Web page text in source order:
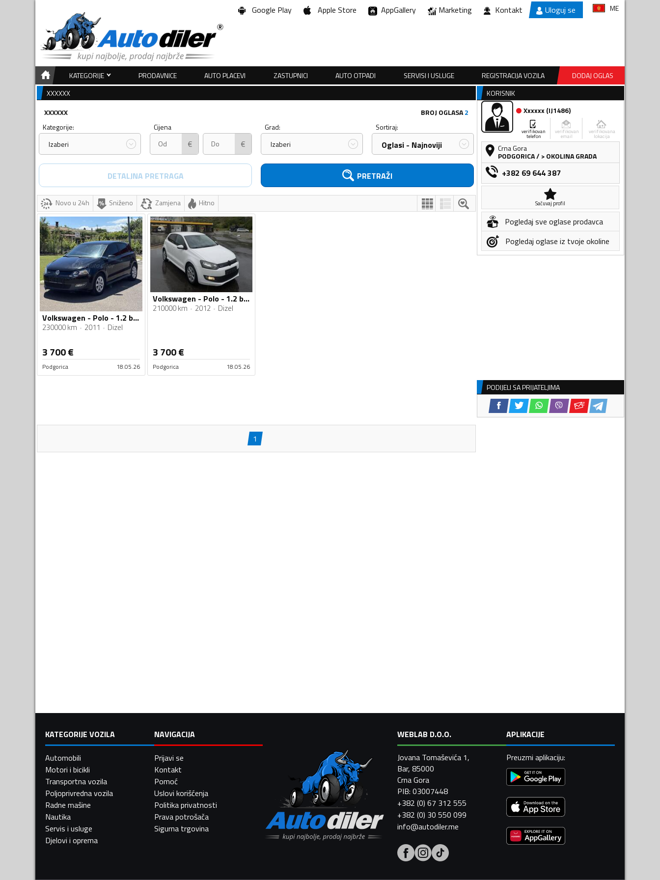
Google Play Apple Store AppGallery Marketing Kontakt Uloguj se ME
KATEGORIJE PRODAVNICE AUTO PLACEVI ZASTUPNICI AUTO OTPADI SERVISI I USLUGE REGISTRACIJA VOZILA
DODAJ OGLAS
XXXXXX
XXXXXX
BROJ OGLASA2
Kategorije:
Izaberi
Cijena
€ €
Grad:
Izaberi
Sortiraj:
Oglasi - Najnoviji
DETALJNA PRETRAGA PRETRAŽI
Novo u 24h Sniženo Zamjena Hitno
Volkswagen - Polo - 1.2 blumution
230000 km 2011 Dizel
3 700€
Podgorica 18.05.26
Volkswagen - Polo - 1.2 blumution
210000 km 2012 Dizel
3 700€
Podgorica 18.05.26
1
KORISNIK
Xxxxxx(IJ1486)
verifikovan
telefon
verifikovan
email
verifikovana
lokacija
Crna Gora
PODGORICA/ > OKOLINA GRADA
+382 69 644 387
Sačuvaj profil
Pogledaj sve oglase prodavca
Pogledaj oglase iz tvoje okoline
PODIJELI SA PRIJATELJIMA
KATEGORIJE VOZILA
Automobili
Motori i bicikli
Transportna vozila
Poljoprivredna vozila
Radne mašine
Nautika
Servis i usluge
Djelovi i oprema
NAVIGACIJA
Prijavi se
Kontakt
Pomoć
Uslovi korišćenja
Politika privatnosti
Prava potrošača
Sigurna trgovina
WEBLAB D.O.O.
Jovana Tomaševića 1,
Bar, 85000
Crna Gora
PIB: 03007448
+382 (0) 67 312 555
+382 (0) 30 550 099
info@autodiler.me
APLIKACIJE
Preuzmi aplikaciju: